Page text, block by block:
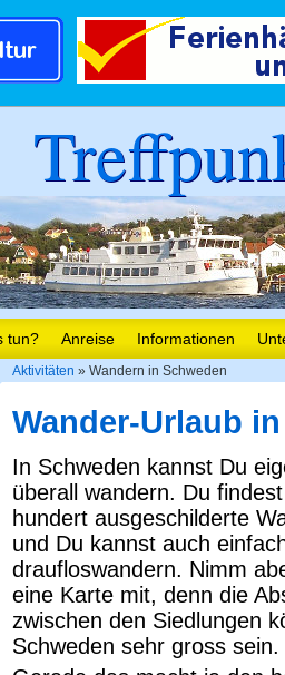
tun? Anreise Informationen
Aktivitäten » Wandern in Schweden
Wander-Urlaub
In Schweden kannst Du
überall wandern. Du
hundert ausgeschilderte
und Du kannst auch
draufloswandern. Nimm
eine Karte mit, denn die
zwischen den Siedlungen
Schweden sehr gross sein.